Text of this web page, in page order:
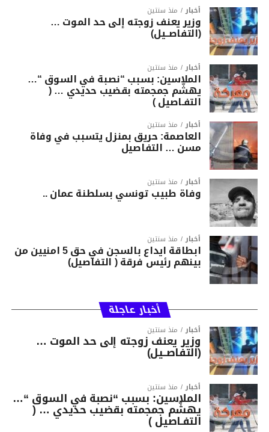
أخبار منذ سنتين
وزير يعنف زوجته إلى حد الموت …
(التفاصــيل)
أخبار منذ سنتين
الملاسين: بسبب “نصبة في السوق “…
يهشّم جمجمته بقضيب حديدي … (
التفـاصيل )
أخبار منذ سنتين
العاصمة: حريق بمنزل يتسبب في وفاة
مسن … التفاصيل
أخبار منذ سنتين
وفاة طبيب تونسي بسلطنة عمان ..
أخبار منذ سنتين
ابطاقة ايداع بالسجن في حق 5 امنيين من
بينهم رئيس فرقة ( التفاصيل)
أخبار عاجلة
أخبار منذ سنتين
وزير يعنف زوجته إلى حد الموت …
(التفاصــيل)
أخبار منذ سنتين
الملاسين: بسبب “نصبة في السوق “…
يهشّم جمجمته بقضيب حديدي … (
التفـاصيل )